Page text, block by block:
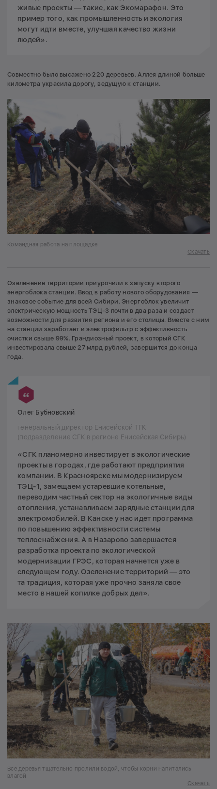
живые проекты — такие, как Экомарафон. Это
пример того, как промышленность и экология
могут идти вместе, улучшая качество жизни
людей».
Совместно было высажено 220 деревьев. Аллея длиной больше
километра украсила дорогу, ведущую к станции.
Командная работа на площадке
Скачать
Озеленение территории приурочили к запуску второго
энергоблока станции. Ввод в работу нового оборудования —
знаковое событие для всей Сибири. Энергоблок увеличит
электрическую мощность ТЭЦ-3 почти в два раза и создаст
возможности для развития региона и его столицы. Вместе с ним
на станции заработает и электрофильтр с эффективность
очистки свыше 99%. Грандиозный проект, в который СГК
инвестировала свыше 27 млрд рублей, завершится до конца
года.
Олег Бубновский
генеральный директор Енисейской ТГК
(подразделение СГК в регионе Енисейская Сибирь)
«СГК планомерно инвестирует в экологические
проекты в городах, где работают предприятия
компании. В Красноярске мы модернизируем
ТЭЦ-1, замещаем устаревшие котельные,
переводим частный сектор на экологичные виды
отопления, устанавливаем зарядные станции для
электромобилей. В Канске у нас идет программа
по повышению эффективности системы
теплоснабжения. А в Назарово завершается
разработка проекта по экологической
модернизации ГРЭС, которая начнется уже в
следующем году. Озеленение территорий — это
та традиция, которая уже прочно заняла свое
место в нашей копилке добрых дел».
Все деревья тщательно пролили водой, чтобы корни напитались
влагой
Скачать